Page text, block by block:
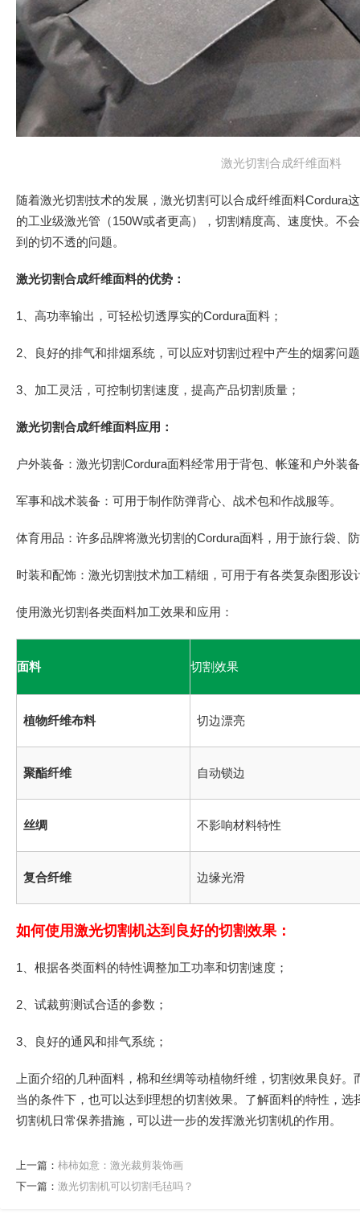
激光切割合成纤维面料
随着激光切割技术的发展，激光切割可以合成纤维面料Cordura
的工业级激光管（150W或者更高），切割精度高、速度快。不
到的切不透的问题。
激光切割合成纤维面料的优势：
1、高功率输出，可轻松切透厚实的Cordura面料；
2、良好的排气和排烟系统，可以应对切割过程中产生的烟雾问
3、加工灵活，可控制切割速度，提高产品切割质量；
激光切割合成纤维面料应用：
户外装备：激光切割Cordura面料经常用于背包、帐篷和户外装
军事和战术装备：可用于制作防弹背心、战术包和作战服等。
体育用品：许多品牌将激光切割的Cordura面料，用于旅行袋、
时装和配饰：激光切割技术加工精细，可用于有各类复杂图形设
使用激光切割各类面料加工效果和应用：
面料 切割效果
植物纤维布料 切边漂亮
聚酯纤维 自动锁边
丝绸 不影响材料特性
复合纤维 边缘光滑
如何使用激光切割机达到良好的切割效果：
1、根据各类面料的特性调整加工功率和切割速度；
2、试裁剪测试合适的参数；
3、良好的通风和排气系统；
上面介绍的几种面料，棉和丝绸等动植物纤维，切割效果良好
当的条件下，也可以达到理想的切割效果。了解面料的特性，
切割机日常保养措施，可以进一步的发挥激光切割机的作用。
上一篇： 柿柿如意：激光裁剪装饰画
下一篇： 激光切割机可以切割毛毡吗？